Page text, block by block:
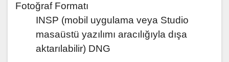
Fotoğraf Formatı
INSP (mobil uygulama veya Studio
masaüstü yazılımı aracılığıyla dışa
aktarılabilir) DNG